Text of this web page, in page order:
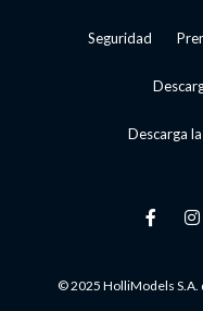
Seguridad
Descarga
© 2025 HolliModels S.A.